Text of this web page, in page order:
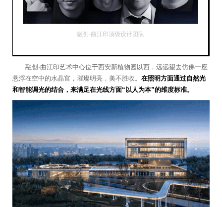
融创·曲江印顶级设计团队
融创·曲江印艺术中心位于西安新植物园以西，远远望去仿佛一座
悬浮在空中的水晶宫，璀璨明亮，美不胜收。 在照明方面通过自然光
和智能调光的结合，来满足在光线方面“以人为本”的维度标准。